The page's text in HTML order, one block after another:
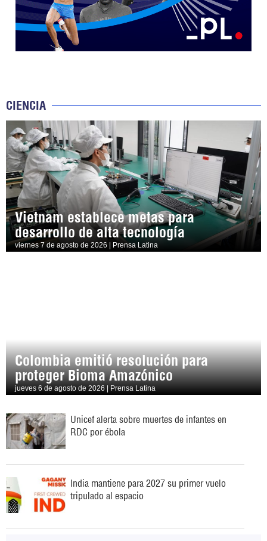
CIENCIA
Vietnam establece metas para
desarrollo de alta tecnología
viernes 7 de agosto de 2026 | Prensa Latina
Colombia emitió resolución para
proteger Bioma Amazónico
jueves 6 de agosto de 2026 | Prensa Latina
Unicef alerta sobre muertes de infantes en
RDC por ébola
India mantiene para 2027 su primer vuelo
tripulado al espacio